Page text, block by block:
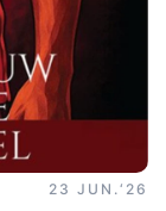
23 JUN.‘26